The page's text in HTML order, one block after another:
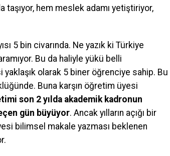
taşıyor, hem meslek adamı yetiştiriyor,
5 bin civarında. Ne yazık ki Türkiye
Bu da haliyle yükü belli
olarak 5 biner öğrenciye sahip. Bu
Buna karşın öğretim üyesi
son 2 yılda akademik kadronun
gün büyüyor. Ancak yılların açığı bir
bilimsel makale yazması beklenen